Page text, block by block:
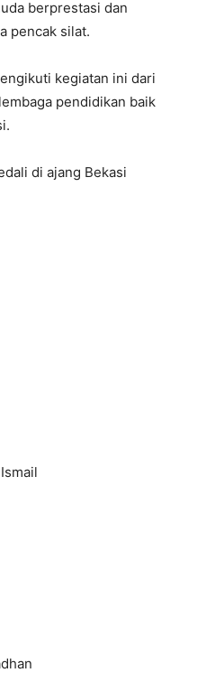
berprestasi dan
pencak silat.
kegiatan ini dari
pendidikan baik
di ajang Bekasi